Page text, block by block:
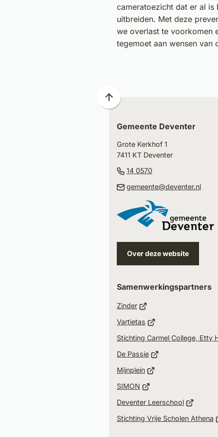
cameratoezicht dat er al is
uitbreiden. Met deze
we overlast te voorkomen
tegemoet aan wensen van
Scroll
boven
het
van
de
paginainhoud
Gemeente Deventer
Grote Kerkhof 1
7411 KT Deventer
14 0570
naar
telefoonnummer)
gemeente@deventer.nl
e-
Over deze website
Samenwerkingspartners
Zinder(Verwijst
naar
een
externe
website)
Vartietas (Verwijst
naar
externe
website)
Stichting Carmel College, Etty
De Passie(Verwijst
naar
een
website)
Mijnplein(Verwijst
naar
een
externe
website)
SIMON (Verwijst
naar
externe
Deventer Leerschool(Verwijst
naar
Stichting Vrije Scholen Athena